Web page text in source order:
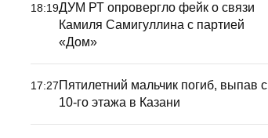
18:19ДУМ РТ опровергло фейк о связи
Камиля Самигуллина с партией
«Дом»
17:27Пятилетний мальчик погиб, выпав с
10-го этажа в Казани